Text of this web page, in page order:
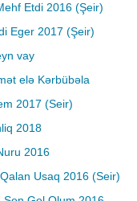
Etdi 2016 (Şeir)
Eger 2017 (Şeir)
vay
elə Kərbübəla
2017 (Seir)
2018
2016
Usaq 2016 (Seir)